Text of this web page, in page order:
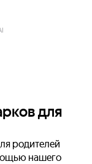
для
родителей
нашего